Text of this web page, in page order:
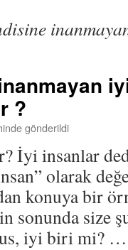
?
gönderildi
insanlar
olarak
konuya bir
size
iyi biri mi?